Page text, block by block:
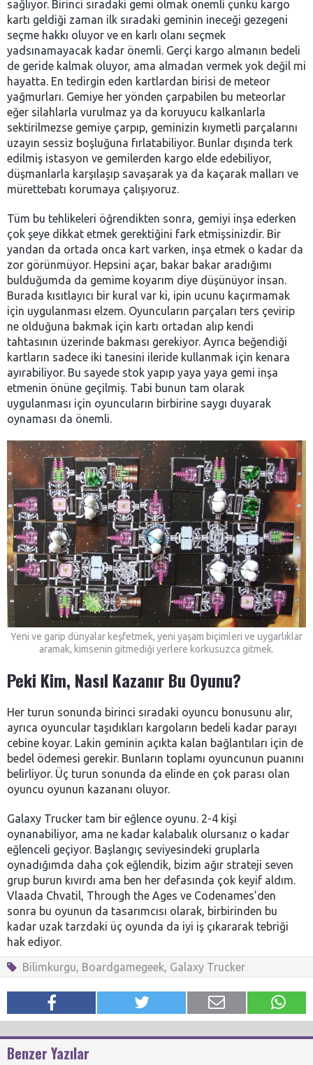
sağlıyor. Birinci sıradaki gemi olmak önemli çünkü kargo
kartı geldiği zaman ilk sıradaki geminin ineceği gezegeni
seçme hakkı oluyor ve en karlı olanı seçmek
yadsınamayacak kadar önemli. Gerçi kargo almanın bedeli
de geride kalmak oluyor, ama almadan vermek yok değil mi
hayatta. En tedirgin eden kartlardan birisi de meteor
yağmurları. Gemiye her yönden çarpabilen bu meteorlar
eğer silahlarla vurulmaz ya da koruyucu kalkanlarla
sektirilmezse gemiye çarpıp, geminizin kıymetli parçalarını
uzayın sessiz boşluğuna fırlatabiliyor. Bunlar dışında terk
edilmiş istasyon ve gemilerden kargo elde edebiliyor,
düşmanlarla karşılaşıp savaşarak ya da kaçarak malları ve
mürettebatı korumaya çalışıyoruz.
Tüm bu tehlikeleri öğrendikten sonra, gemiyi inşa ederken
çok şeye dikkat etmek gerektiğini fark etmişsinizdir. Bir
yandan da ortada onca kart varken, inşa etmek o kadar da
zor görünmüyor. Hepsini açar, bakar bakar aradığımı
bulduğumda da gemime koyarım diye düşünüyor insan.
Burada kısıtlayıcı bir kural var ki, ipin ucunu kaçırmamak
için uygulanması elzem. Oyuncuların parçaları ters çevirip
ne olduğuna bakmak için kartı ortadan alıp kendi
tahtasının üzerinde bakması gerekiyor. Ayrıca beğendiği
kartların sadece iki tanesini ileride kullanmak için kenara
ayırabiliyor. Bu sayede stok yapıp yaya yaya gemi inşa
etmenin önüne geçilmiş. Tabi bunun tam olarak
uygulanması için oyuncuların birbirine saygı duyarak
oynaması da önemli.
Yeni ve garip dünyalar keşfetmek, yeni yaşam biçimleri ve uygarlıklar
aramak, kimsenin gitmediği yerlere korkusuzca gitmek.
Peki Kim, Nasıl Kazanır Bu Oyunu?
Her turun sonunda birinci sıradaki oyuncu bonusunu alır,
ayrıca oyuncular taşıdıkları kargoların bedeli kadar parayı
cebine koyar. Lakin geminin açıkta kalan bağlantıları için de
bedel ödemesi gerekir. Bunların toplamı oyuncunun puanını
belirliyor. Üç turun sonunda da elinde en çok parası olan
oyuncu oyunun kazananı oluyor.
Galaxy Trucker tam bir eğlence oyunu. 2-4 kişi
oynanabiliyor, ama ne kadar kalabalık olursanız o kadar
eğlenceli geçiyor. Başlangıç seviyesindeki gruplarla
oynadığımda daha çok eğlendik, bizim ağır strateji seven
grup burun kıvırdı ama ben her defasında çok keyif aldım.
Vlaada Chvatil, Through the Ages ve Codenames’den
sonra bu oyunun da tasarımcısı olarak, birbirinden bu
kadar uzak tarzdaki üç oyunda da iyi iş çıkararak tebriği
hak ediyor.
Bilimkurgu, Boardgamegeek, Galaxy Trucker
Benzer Yazılar